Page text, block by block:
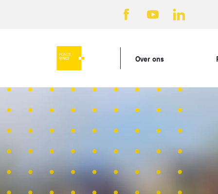
Over ons